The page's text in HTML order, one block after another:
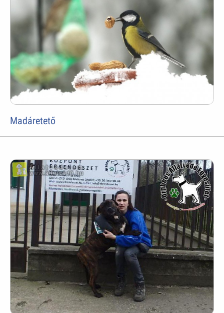
Madáretető